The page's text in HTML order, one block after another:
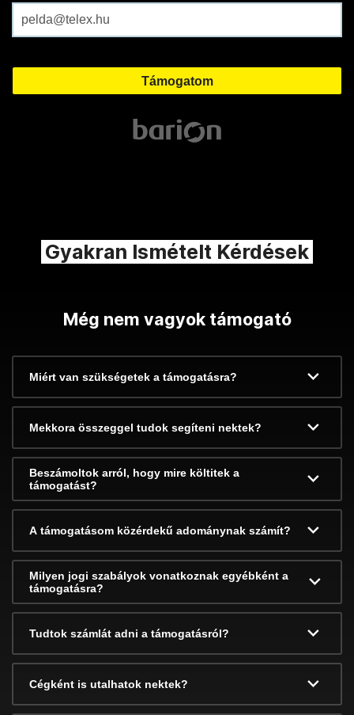
Gyakran Ismételt Kérdések
Még nem vagyok támogató
Miért van szükségetek a támogatásra?
Mekkora összeggel tudok segíteni nektek?
Beszámoltok arról, hogy mire költitek a
támogatást?
A támogatásom közérdekű adománynak számít?
Milyen jogi szabályok vonatkoznak egyébként a
támogatásra?
Tudtok számlát adni a támogatásról?
Cégként is utalhatok nektek?